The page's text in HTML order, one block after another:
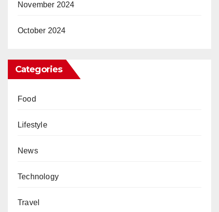
November 2024
October 2024
Categories
Food
Lifestyle
News
Technology
Travel